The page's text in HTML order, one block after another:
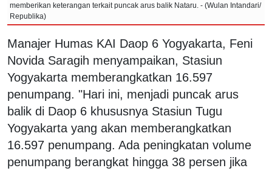
memberikan keterangan terkait puncak arus balik Nataru. - (Wulan Intandari/
Republika)
Manajer Humas KAI Daop 6 Yogyakarta, Feni
Novida Saragih menyampaikan, Stasiun
Yogyakarta memberangkatkan 16.597
penumpang. "Hari ini, menjadi puncak arus
balik di Daop 6 khususnya Stasiun Tugu
Yogyakarta yang akan memberangkatkan
16.597 penumpang. Ada peningkatan volume
penumpang berangkat hingga 38 persen jika